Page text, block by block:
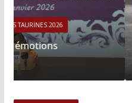
ACTUALITÉS TAURINES
Víctor Hernández : le